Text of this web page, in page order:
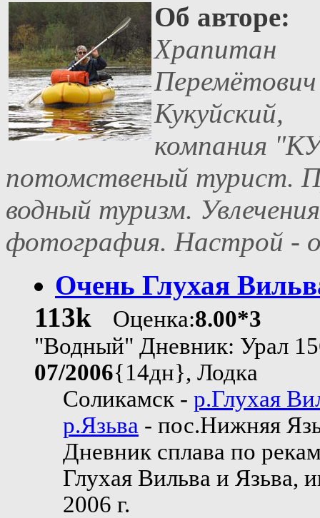
Об авторе:
Храпитан
Перемётович
Кукуйский,
компания
потомственый турист.
водный туризм.
фотография. Настрой -
Очень Глухая
113k
Оценка:8.00*3
"Водный" Дневник: Урал
07/2006{14дн}, Лодка
Соликамск - р.Глухая
р.Язьва - пос.Нижняя
Дневник сплава по
Глухая Вильва и Язьва,
2006 г.